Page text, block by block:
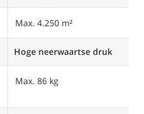
Max. 4.250 m²
Hoge neerwaartse druk
Max. 86 kg